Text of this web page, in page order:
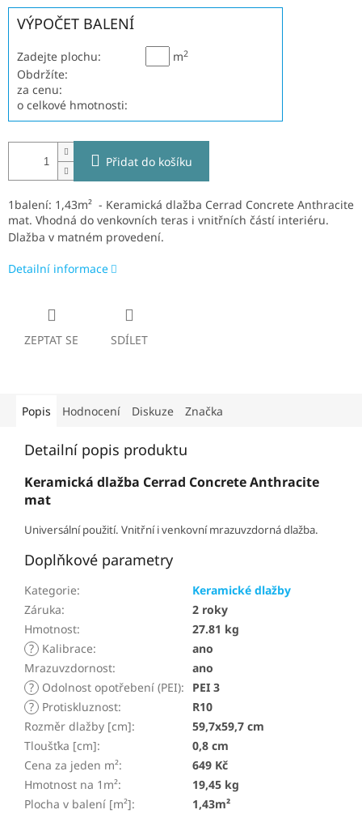
VÝPOČET BALENÍ
Zadejte plochu: m2
Obdržíte:
za cenu:
o celkové hmotnosti:
Přidat do košíku
1balení: 1,43m² - Keramická dlažba Cerrad Concrete Anthracite
mat. Vhodná do venkovních teras i vnitřních částí interiéru.
Dlažba v matném provedení.
Detailní informace
ZEPTAT SE SDÍLET
Popis Hodnocení Diskuze Značka
Detailní popis produktu
Keramická dlažba Cerrad Concrete Anthracite
mat
Universální použití. Vnitřní i venkovní mrazuvzdorná dlažba.
Doplňkové parametry
Kategorie:
Keramické dlažby
Záruka:
2 roky
Hmotnost:
27.81 kg
? Kalibrace:
ano
Mrazuvzdornost:
ano
? Odolnost opotřebení (PEI):
PEI 3
? Protiskluznost:
R10
Rozměr dlažby [cm]:
59,7x59,7 cm
Tloušťka [cm]:
0,8 cm
Cena za jeden m²:
649 Kč
Hmotnost na 1m²:
19,45 kg
Plocha v balení [m²]:
1,43m²